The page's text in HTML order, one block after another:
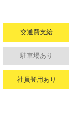
交通費支給
駐車場あり
社員登用あり